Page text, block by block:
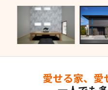
愛せる家、愛
31社 55棟
モデルハウス一覧へ